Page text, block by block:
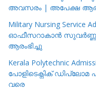
അവസരം | അപേക്ഷ
Military Nursing
ഓഫീസറാകാൻ
ആരംഭിച്ചു
Kerala Polytechnic
പോളിടെക്നിക് ഡിപ്ലോമ
വരെ